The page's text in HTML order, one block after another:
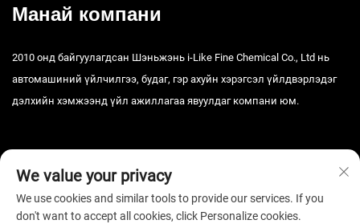
Манай компани
2010 онд байгуулагдсан Шэньжэнь i-Like Fine Chemical Co., Ltd нь
автомашиний үйлчилгээ, будаг, гэр ахуйн хэрэгсэл үйлдвэрлэдэг
дэлхийн хэмжээнд үйл ажиллагаа явуулдаг компани юм.
Зохиогчийн эрх © 2025 Шэньжэнь i-Like Fine Chemical Co., Ltd. Бүх
We value your privacy
We use cookies and similar tools to provide our services. If you
don't want to accept all cookies, click Personalize cookies.